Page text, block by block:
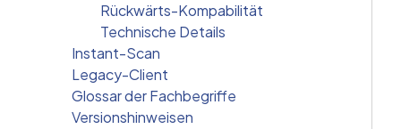
Rückwärts-Kompabilität
Technische Details
Instant-Scan
Legacy-Client
Glossar der Fachbegriffe
Versionshinweisen